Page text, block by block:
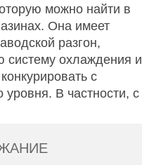
можно найти в
Она имеет
разгон,
систему охлаждения и
с
уровня. В частности, с